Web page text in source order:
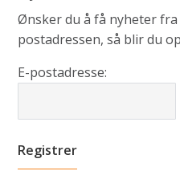
Ønsker du å få nyheter
postadressen, så blir du
E-postadresse: